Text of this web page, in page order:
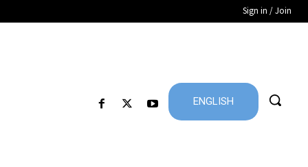
Sign in / Join
ENGLISH